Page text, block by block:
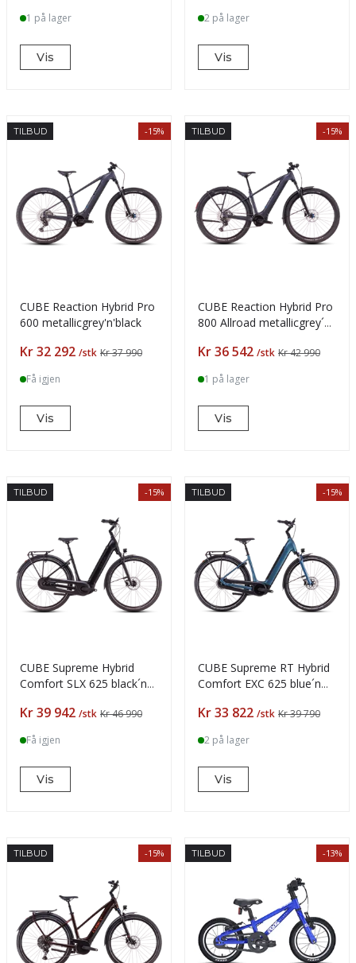
1 på lager
Vis
2 på lager
Vis
TILBUD -15%
CUBE Reaction Hybrid Pro
600 metallicgrey'n'black
Pris
Kr 32 292 /stk Kr 37 990
Få igjen
Vis
TILBUD -15%
CUBE Reaction Hybrid Pro
800 Allroad metallicgrey´n
Pris
Kr 36 542 /stk Kr 42 990
1 på lager
Vis
TILBUD -15%
CUBE Supreme Hybrid
Comfort SLX 625 black´n
Pris
Kr 39 942 /stk Kr 46 990
Få igjen
Vis
TILBUD -15%
CUBE Supreme RT Hybrid
Comfort EXC 625 blue´n
Pris
Kr 33 822 /stk Kr 39 790
2 på lager
Vis
TILBUD -15% TILBUD -13%